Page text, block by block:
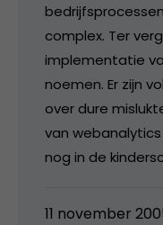
complex. Ter
implementatie
noemen. Er zijn
over dure
van
nog in de
11 november